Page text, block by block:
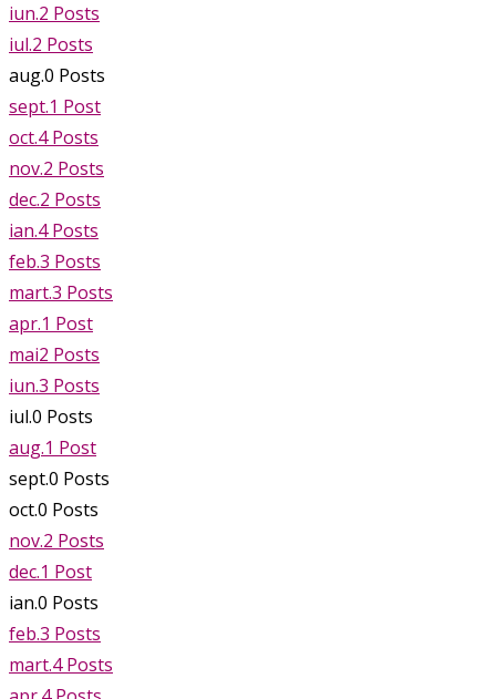
iun.2 Posts
iul.2 Posts
aug.0 Posts
sept.1 Post
oct.4 Posts
nov.2 Posts
dec.2 Posts
ian.4 Posts
feb.3 Posts
mart.3 Posts
apr.1 Post
mai2 Posts
iun.3 Posts
iul.0 Posts
aug.1 Post
sept.0 Posts
oct.0 Posts
nov.2 Posts
dec.1 Post
ian.0 Posts
feb.3 Posts
mart.4 Posts